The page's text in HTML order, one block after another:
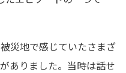
災地で感じていたさまざ
ありました。当時は話せ